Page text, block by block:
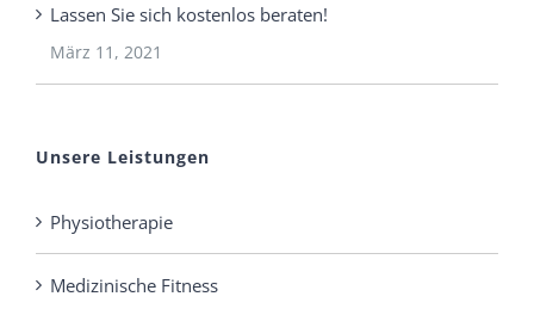
Lassen Sie sich kostenlos beraten!
März 11, 2021
Unsere Leistungen
Physiotherapie
Medizinische Fitness